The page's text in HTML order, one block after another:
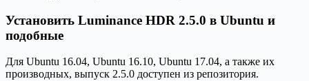
Установить Luminance HDR 2.5.0 в Ubuntu и
подобные
Для Ubuntu 16.04, Ubuntu 16.10, Ubuntu 17.04, а также их
производных, выпуск 2.5.0 доступен из репозитория.